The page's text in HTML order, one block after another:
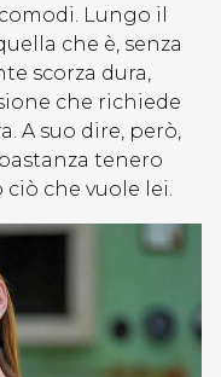
Lungo il
che è, senza
scorza dura,
che richiede
A suo dire, però,
tenero
che vuole lei.